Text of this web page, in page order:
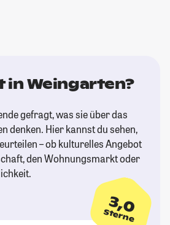
in Weingarten?
gefragt, was sie über das
denken. Hier kannst du sehen,
– ob kulturelles Angebot
den Wohnungsmarkt oder
3,0
Sterne